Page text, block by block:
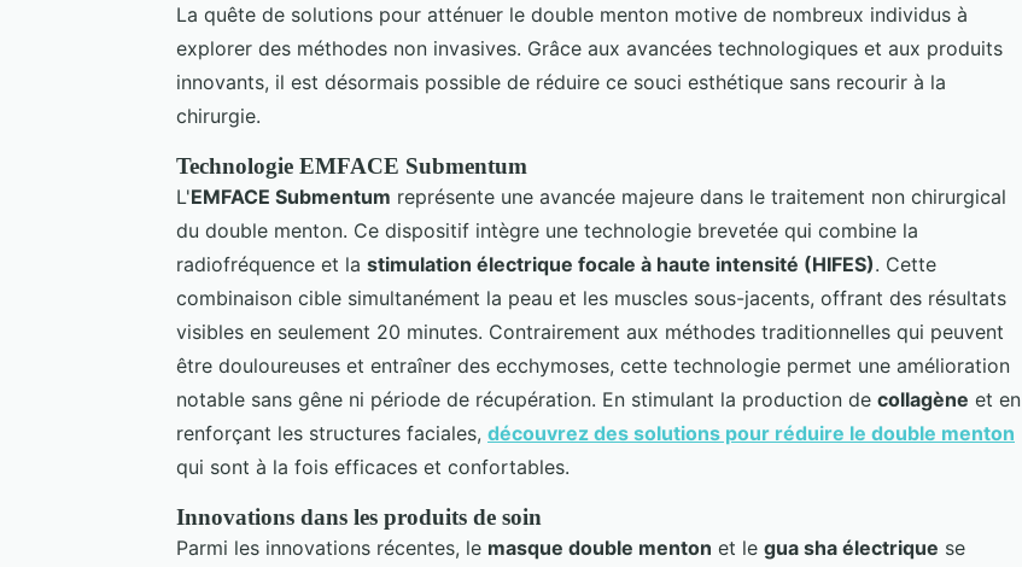
La quête de solutions pour atténuer le double menton motive de nombreux individus à
explorer des méthodes non invasives. Grâce aux avancées technologiques et aux produits
innovants, il est désormais possible de réduire ce souci esthétique sans recourir à la
chirurgie.
Technologie EMFACE Submentum
L'EMFACE Submentum représente une avancée majeure dans le traitement non chirurgical
du double menton. Ce dispositif intègre une technologie brevetée qui combine la
radiofréquence et la stimulation électrique focale à haute intensité (HIFES). Cette
combinaison cible simultanément la peau et les muscles sous-jacents, offrant des résultats
visibles en seulement 20 minutes. Contrairement aux méthodes traditionnelles qui peuvent
être douloureuses et entraîner des ecchymoses, cette technologie permet une amélioration
notable sans gêne ni période de récupération. En stimulant la production de collagène et en
renforçant les structures faciales, découvrez des solutions pour réduire le double menton
qui sont à la fois efficaces et confortables.
Innovations dans les produits de soin
Parmi les innovations récentes, le masque double menton et le gua sha électrique se